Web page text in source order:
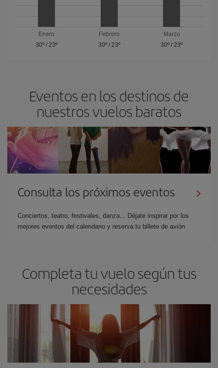
Enero
30º/ 23º
Febrero
30º/ 23º
Marzo
30º / 23º
Eventos en los destinos de
nuestros vuelos baratos
Consulta los próximos eventos
Conciertos, teatro, festivales, danza... Déjate inspirar por los
mejores eventos del calendario y reserva tu billete de avión
Completa tu vuelo según tus
necesidades